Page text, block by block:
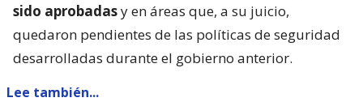
sido aprobadasy en áreas que, a su juicio,
quedaron pendientes de las políticas de seguridad
desarrolladas durante el gobierno anterior.
Lee también...